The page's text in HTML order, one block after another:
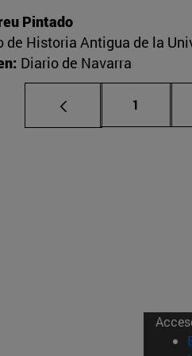
Pintado
de Historia Antigua de la
Diario de Navarra
Página
1